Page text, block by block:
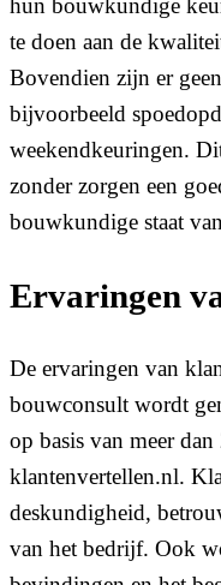
hun bouwkundige
te doen aan de
Bovendien zijn er
bijvoorbeeld
weekendkeuringen.
zonder zorgen een
bouwkundige staat
Ervaringen
De ervaringen van
bouwconsult wordt
op basis van meer
klantenvertellen.nl.
deskundigheid,
van het bedrijf. Ook